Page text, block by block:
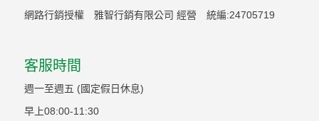
網路行銷授權 雅智行銷有限公司 經營 統編:24705719
客服時間
週一至週五 (國定假日休息)
早上08:00-11:30